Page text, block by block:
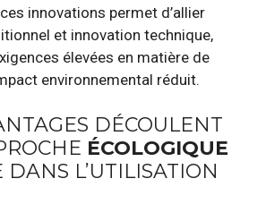
innovations permet d’allier
et innovation technique,
élevées en matière de
environnemental réduit.
DÉCOULENT
ÉCOLOGIQUE
DANS L’UTILISATION